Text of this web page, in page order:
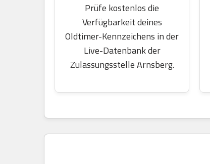
Prüfe kostenlos die
Verfügbarkeit deines
Oldtimer-Kennzeichens in der
Live-Datenbank der
Zulassungsstelle Arnsberg.